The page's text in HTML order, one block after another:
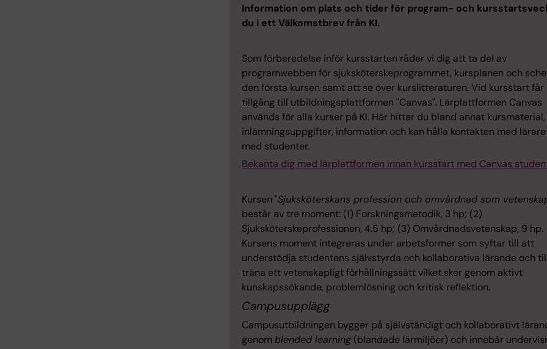
Information om plats och tider för program- och
du i ett Välkomstbrev från KI.
Som förberedelse inför kursstarten råder vi dig att ta del av
programwebben för sjuksköterskeprogrammet, kursplanen och
den första kursen samt att se över kurslitteraturen. Vid kursstart får
tillgång till utbildningsplattformen "Canvas". Lärplattformen Canvas
används för alla kurser på KI. Här hittar du bland annat kursmaterial,
inlämningsuppgifter, information och kan hålla kontakten med
med studenter.
Bekanta dig med lärplattformen innan kursstart med Canvas
Kursen "Sjuksköterskans profession och omvårdnad som
består av tre moment: (1) Forskningsmetodik, 3 hp; (2)
Sjuksköterskeprofessionen, 4.5 hp; (3) Omvårdnadsvetenskap, 9 hp.
Kursens moment integreras under arbetsformer som syftar till att
understödja studentens självstyrda och kollaborativa lärande och
träna ett vetenskapligt förhållningssätt vilket sker genom aktivt
kunskapssökande, problemlösning och kritisk reflektion.
Campusupplägg
Campusutbildningen bygger på självständigt och kollaborativt
genom blended learning (blandade lärmiljöer) och innebär